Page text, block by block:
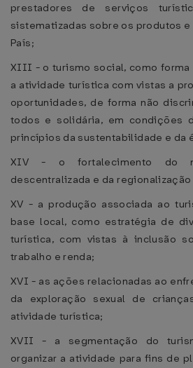
prestadores de serviços
sistematizadas sobre os produtos
País;
XIII - o turismo social, como forma
a atividade turística com vistas a
oportunidades, de forma não
todos e solidária, em condições
princípios da sustentabilidade e da
XIV - o fortalecimento do
descentralizada e da
XV - a produção associada ao
base local, como estratégia de
turística, com vistas à inclusão
trabalho e renda;
XVI - as ações relacionadas ao
da exploração sexual de
atividade turística;
XVII - a segmentação do
organizar a atividade para fins de